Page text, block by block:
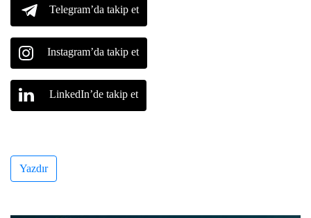
Telegram’da takip et
Instagram’da takip et
LinkedIn’de takip et
Yazdır